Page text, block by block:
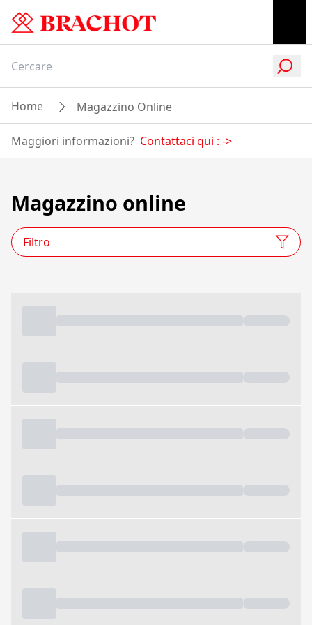
Home Magazzino Online
Maggiori informazioni? Contattaci qui : ->
Magazzino online
Filtro